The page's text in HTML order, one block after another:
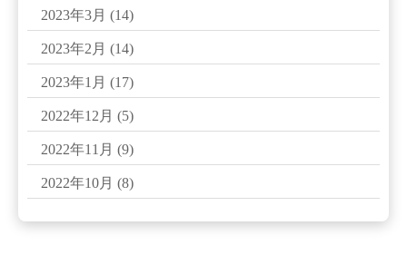
2023年3月 (14)
2023年2月 (14)
2023年1月 (17)
2022年12月 (5)
2022年11月 (9)
2022年10月 (8)